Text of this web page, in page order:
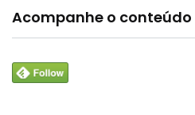
Acompanhe o conteúdo